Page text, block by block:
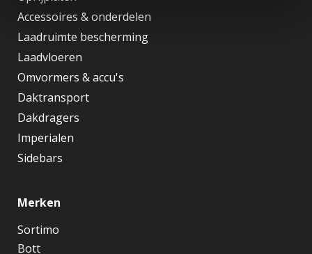
Accessoires & onderdelen
Laadruimte bescherming
Laadvloeren
Omvormers & accu's
Daktransport
Dakdragers
Imperialen
Sidebars
Merken
Sortimo
Bott